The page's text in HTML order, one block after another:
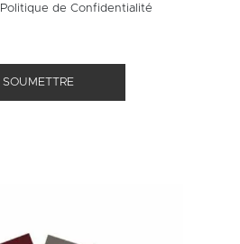
Politique de Confidentialité
SOUMETTRE